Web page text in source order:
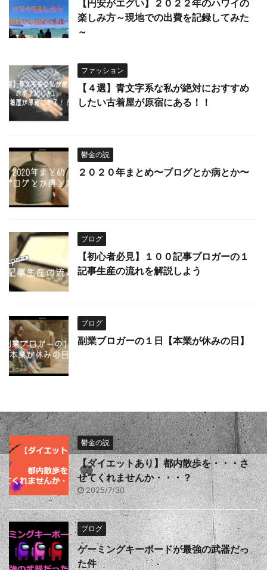
【円安がエグい】２０２２年のハワイの
楽しみ方～現地での出費を記録してみた
～
ファッション
【４選】青文字系な私が絶対におすすめ
したい古着屋が原宿にある！！
鬱金の説
２０２０年まとめ〜ブログとか病とか〜
ブログ
【初心者必見】１００記事ブロガーの１
記事生産の流れを解説しよう
ブログ
副業ブロガーの１日【本業が休みの日】
鬱金の説
【ダイエットあり】都内散歩を・・・さ
せてくれませんか・・・？
2025/7/30
ブログ
ゲーミングキーボードが最強の武器だっ
た件